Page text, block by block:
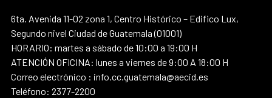
6ta. Avenida 11-02 zona 1, Centro Histórico – Edifico Lux,
Segundo nivel Ciudad de Guatemala (01001)
HORARIO: martes a sábado de 10:00 a 19:00 H
ATENCIÓN OFICINA: lunes a viernes de 9:00 A 18:00 H
Correo electrónico : info.cc.guatemala@aecid.es
Teléfono: 2377-2200